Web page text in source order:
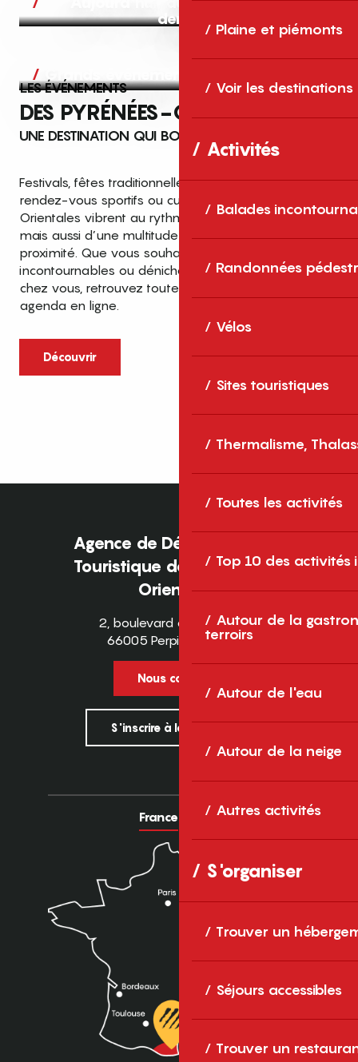
Plaine et piémonts
Voir les destinations
Activités
Balades
Randonnées
Vélos
Sites touristiques
Thermalisme,
Toutes les activités
Top 10 des activités
Autour de la
terroirs
Autour de l'eau
Autour de la neige
Autres activités
S'organiser
Trouver un
Séjours accessibles
Trouver un
demain
Grands événements
LES ÉVÉNEMENTS
DES PYRÉNÉES-ORIENTALES
UNE DESTINATION QUI BOUGE TOUTE L’ANNÉE
Festivals, fêtes traditionnelles, concerts, expositions,
rendez-vous sportifs ou culturels… les Pyrénées-
Orientales vibrent au rythme de grands temps forts
mais aussi d’une multitude d’événements de
proximité. Que vous souhaitiez vivre les
incontournables ou dénicher des sorties près de
chez vous, retrouvez toutes les infos dans notre
agenda en ligne.
Découvrir
Top des événements et sorties
en famille
cet été dans les Pyrénées-Orientales
Entre mer Méditerranée, villages de
caractère et grands espaces naturels, les
Pyrénées-Orientales sont une destination
idéale pour partager des moments en
famille tout au long...
Agence de Développement
Touristique des Pyrénées-
Orientales
2, boulevard des Pyrénées
66005 Perpignan Cedex
Nous contacter
S'inscrire à la newsletter
France Europe